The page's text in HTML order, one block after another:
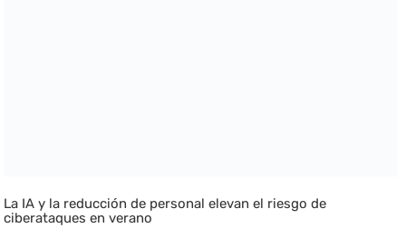
La IA y la reducción de personal elevan el riesgo de
ciberataques en verano